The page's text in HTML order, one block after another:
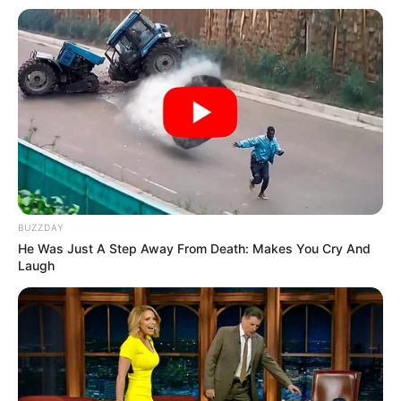
Navigationsgeräten und in Google Earth. Die GPS-Daten
lauten: Latitude (entspricht dem Breitengrad) = 50.97122
und Longitude (entspricht dem Längengrad) = 11.33548.
Der Ilmpark in Weimar (Römisches Haus) als Markierung
auf dem Stadtplan bzw. der Landkarte von
OpenStreetMap:
BUZZDAY
He Was Just A Step Away From Death: Makes You Cry And
Laugh